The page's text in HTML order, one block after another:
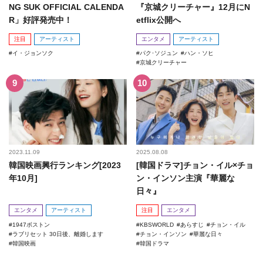
NG SUK OFFICIAL CALENDA
R」好評発売中！
注目 アーティスト
イ・ジョンソク
『京城クリーチャー』12月にN
etflix公開へ
エンタメ アーティスト
パク･ソジュン
ハン・ソヒ
京城クリーチャー
2023.11.09
韓国映画興行ランキング[2023
年10月]
エンタメ アーティスト
1947ボストン
ラブリセット 30日後、離婚します
韓国映画
2025.08.08
[韓国ドラマ]チョン・イル×チョ
ン・インソン主演『華麗な
日々』
注目 エンタメ
KBSWORLD あらすじ
チョン・イル
チョン・インソン
華麗な日々
韓国ドラマ